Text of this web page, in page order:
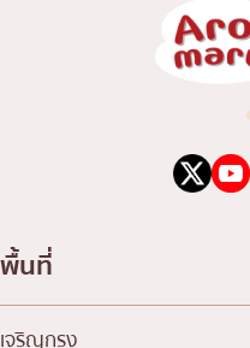
พื้นที่
เจริญกรุง